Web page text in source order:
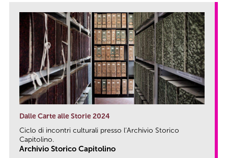
Dalle Carte alle Storie 2024
Ciclo di incontri culturali presso l’Archivio Storico
Capitolino.
Archivio Storico Capitolino